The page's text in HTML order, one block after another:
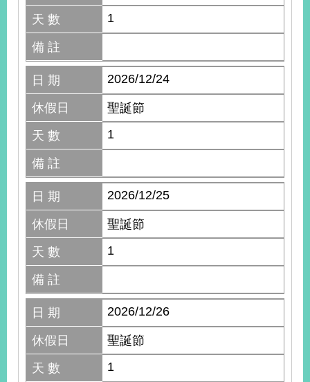
天 數
1
備 註
日 期 2026/12/24
休假日
聖誕節
天 數
1
備 註
日 期 2026/12/25
休假日
聖誕節
天 數
1
備 註
日 期 2026/12/26
休假日
聖誕節
天 數
1